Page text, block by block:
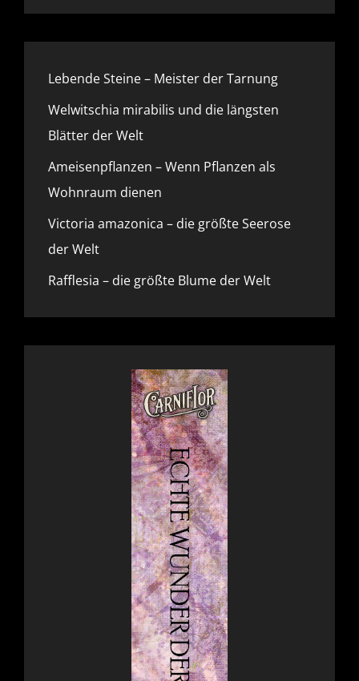
Lebende Steine – Meister der Tarnung
Welwitschia mirabilis und die längsten
Blätter der Welt
Ameisenpflanzen – Wenn Pflanzen als
Wohnraum dienen
Victoria amazonica – die größte Seerose
der Welt
Rafflesia – die größte Blume der Welt